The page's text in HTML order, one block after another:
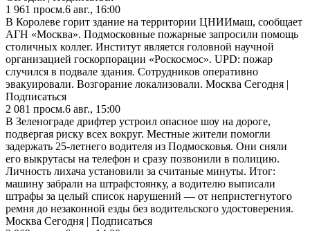
1 961 просм.6 авг., 16:00
В Королеве горит здание на территории ЦНИИмаш, сообщает
АГН «Москва». Подмосковные пожарные запросили помощь
столичных коллег. Институт является головной научной
организацией госкорпорации «Роскосмос». UPD: пожар
случился в подвале здания. Сотрудников оперативно
эвакуировали. Возгорание локализовали. Москва Сегодня |
Подписаться
2 081 просм.6 авг., 15:00
В Зеленограде дрифтер устроил опасное шоу на дороге,
подвергая риску всех вокруг. Местные жители помогли
задержать 25-летнего водителя из Подмосковья. Они сняли
его выкрутасы на телефон и сразу позвонили в полицию.
Личность лихача установили за считаные минуты. Итог:
машину забрали на штрафстоянку, а водителю выписали
штрафы за целый список нарушений — от непристегнутого
ремня до незаконной езды без водительского удостоверения.
Москва Сегодня | Подписаться